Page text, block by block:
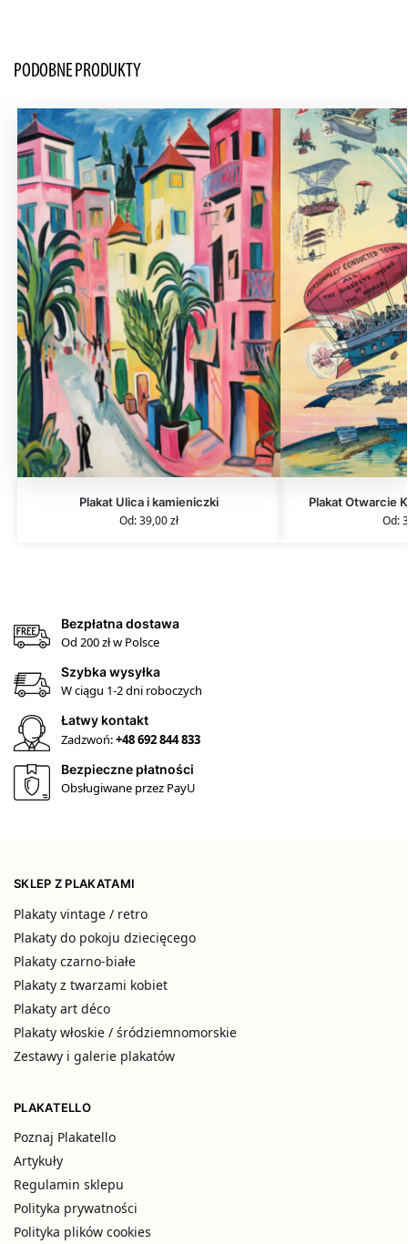
PODOBNE PRODUKTY
Plakat Ulica i kamieniczki
Od:39,00zł
Plakat Otwarcie
Od:
Bezpłatna dostawa
Od 200 zł w Polsce
Szybka wysyłka
W ciągu 1-2 dni roboczych
Łatwy kontakt
Zadzwoń:+48 692 844 833
Bezpieczne płatności
Obsługiwane przez PayU
SKLEP Z PLAKATAMI
Plakaty vintage / retro
Plakaty do pokoju dziecięcego
Plakaty czarno-białe
Plakaty z twarzami kobiet
Plakaty art déco
Plakaty włoskie / śródziemnomorskie
Zestawy i galerie plakatów
PLAKATELLO
Poznaj Plakatello
Artykuły
Regulamin sklepu
Polityka prywatności
Polityka plików cookies